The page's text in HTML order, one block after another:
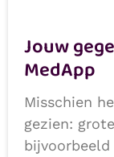
Jouw
MedApp
Misschien
gezien: